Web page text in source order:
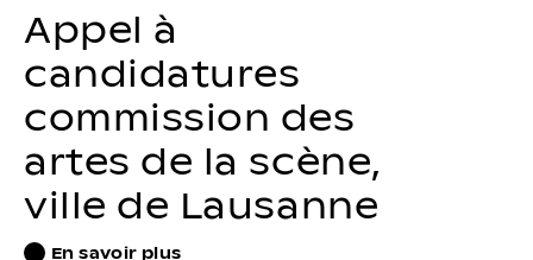
Appel à
candidatures
commission des
artes de la scène,
ville de Lausanne
En savoir plus